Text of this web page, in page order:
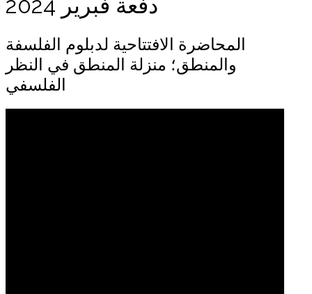
دفعة فبرير 2024
المحاضرة الافتتاحية لدبلوم الفلسفة
والمنطق؛ منزلة المنطق في النظر
الفلسفي